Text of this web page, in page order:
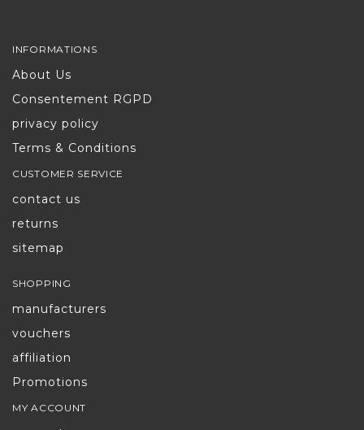
INFORMATIONS
About Us
Consentement RGPD
privacy policy
Terms & Conditions
CUSTOMER SERVICE
contact us
returns
sitemap
SHOPPING
manufacturers
vouchers
affiliation
Promotions
MY ACCOUNT